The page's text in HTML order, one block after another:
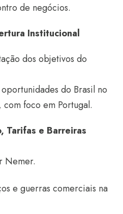
de negócios.
Institucional
dos objetivos do
do Brasil no
foco em Portugal.
Tarifas e Barreiras
Nemer.
e guerras comerciais na